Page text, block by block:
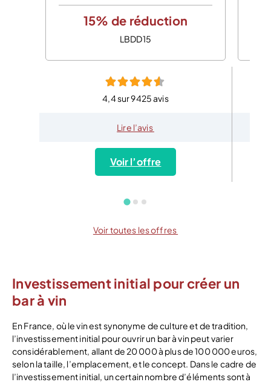
15% de réduction
LBDD15
4,4 sur 9425 avis
Lire l’avis
Voir l’offre
Voir toutes les offres
Investissement initial pour créer un
bar à vin
En France, où le vin est synonyme de culture et de tradition,
l’investissement initial pour ouvrir un bar à vin peut varier
considérablement, allant de 20 000 à plus de 100 000 euros,
selon la taille, l’emplacement, et le concept. Dans le cadre de
l’investissement initial, un certain nombre d’éléments sont à